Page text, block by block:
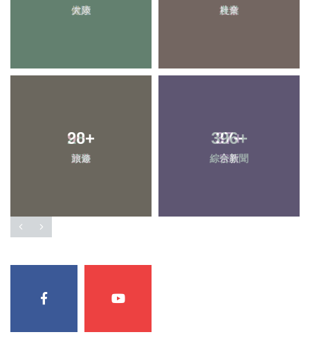
大陸 社會
28+
頭條
37+
宗教